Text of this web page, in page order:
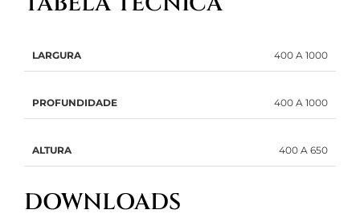
LARGURA 400 A 1000
PROFUNDIDADE 400 A 1000
ALTURA 400 A 650
DOWNLOADS